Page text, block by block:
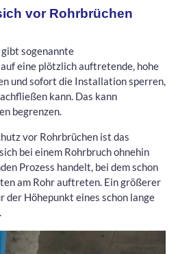
vor Rohrbrüchen
gibt sogenannte
eine plötzlich auftretende, hohe
und sofort die Installation sperren,
kann. Das kann
begrenzen.
vor Rohrbrüchen ist das
bei einem Rohrbruch ohnehin
Prozess handelt, bei dem schon
am Rohr auftreten. Ein größerer
der Höhepunkt eines schon lange